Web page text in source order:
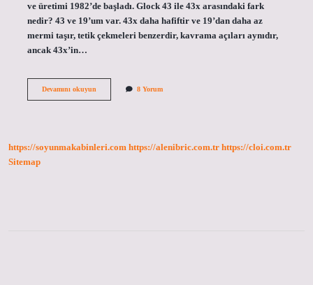
ve üretimi 1982’de başladı. Glock 43 ile 43x arasındaki fark
nedir? 43 ve 19’um var. 43x daha hafiftir ve 19’dan daha az
mermi taşır, tetik çekmeleri benzerdir, kavrama açıları aynıdır,
ancak 43x’in…
Devamını okuyunGlockun
8 Yorum
https://soyunmakabinleri.com https://alenibric.com.tr https://cloi.com.tr
Sitemap